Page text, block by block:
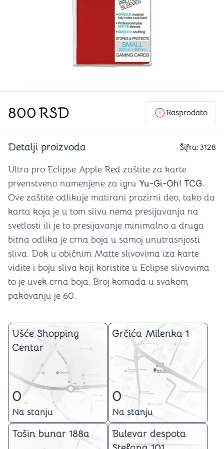
800RSD Rasprodato
Detalji proizvoda Šifra:3128
Ultra pro Eclipse Apple Red zaštite za karte
prvenstveno namenjene za igru Yu-Gi-Oh! TCG.
Ove zaštite odlikuje matirani prozirni deo, tako da
karta koja je u tom slivu nema presijavanja na
svetlosti ili je to presijavanje minimalno a druga
bitna odlika je crna boja u samoj unutrasnjosti
sliva. Dok u običnim Matte slivovima iza karte
vidite i boju sliva koji koristite u Eclipse slivovima
to je uvek crna boja. Broj komada u svakom
pakovanju je 60.
Ušće Shopping
Centar
0
Na stanju
Grčića Milenka 1
0
Na stanju
Tošin bunar 188a
Bulevar despota